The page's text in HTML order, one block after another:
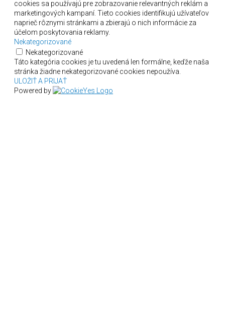
cookies sa používajú pre zobrazovanie relevantných reklám a
marketingových kampaní. Tieto cookies identifikujú užívateľov
naprieč rôznymi stránkami a zbierajú o nich informácie za
účelom poskytovania reklamy.
Nekategorizované
Nekategorizované
Táto kategória cookies je tu uvedená len formálne, keďže naša
stránka žiadne nekategorizované cookies nepoužíva.
ULOŽIŤ A PRIJAŤ
Powered by